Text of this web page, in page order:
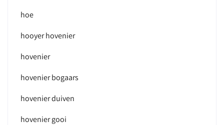
hoe
hooyer hovenier
hovenier
hovenier bogaars
hovenier duiven
hovenier gooi